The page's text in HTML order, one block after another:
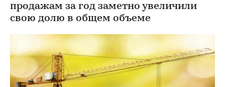
продажам за год заметно увеличили
свою долю в общем объеме